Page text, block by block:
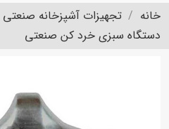
خانه
تجهیزات آشپزخانه صنعتی
دستگاه سبزی خرد کن صنعتی